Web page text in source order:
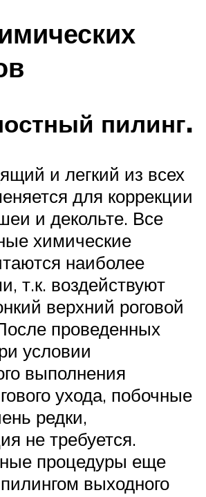
пилинг.
и легкий из всех
для коррекции
и декольте. Все
химические
наиболее
т.к. воздействуют
верхний роговой
проведенных
условии
выполнения
ухода, побочные
редки,
не требуется.
процедуры еще
выходного